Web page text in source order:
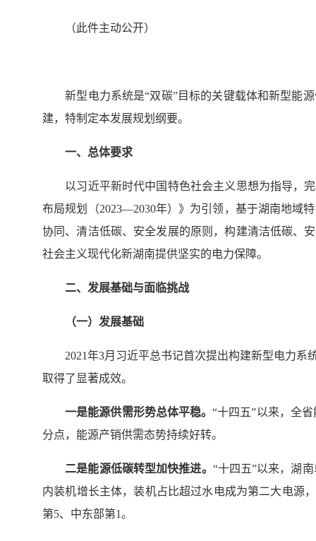
（此件主动公开）
新型电力系统是“双碳”目标的关键载体和新型能源
建，特制定本发展规划纲要。
一、总体要求
以习近平新时代中国特色社会主义思想为指导，完
布局规划（2023—2030年）》为引领，基于湖南地域
协同、清洁低碳、安全发展的原则，构建清洁低碳、
社会主义现代化新湖南提供坚实的电力保障。
二、发展基础与面临挑战
（一）发展基础
2021年3月习近平总书记首次提出构建新型电力系
取得了显著成效。
一是能源供需形势总体平稳。“十四五”以来，全
分点，能源产销供需态势持续好转。
二是能源低碳转型加快推进。 “十四五”以来，湖
内装机增长主体，装机占比超过水电成为第二大电源
第5、中东部第1。